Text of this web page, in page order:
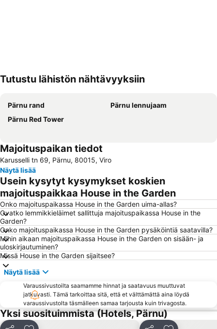
Tutustu lähistön nähtävyyksiin
Pärnu rand
Pärnu lennujaam
Pärnu Red Tower
Majoituspaikan tiedot
Karusselli tn 69, Pärnu, 80015, Viro
Näytä lisää
Usein kysytyt kysymykset koskien
majoituspaikkaa House in the Garden
Onko majoituspaikassa House in the Garden uima-allas?
Ovatko lemmikkieläimet sallittuja majoituspaikassa House in the
Garden?
Onko majoituspaikassa House in the Garden pysäköintiä saatavilla?
Mihin aikaan majoituspaikassa House in the Garden on sisään- ja
uloskirjautuminen?
Missä House in the Garden sijaitsee?
Näytä lisää
Varaussivustoilta saamamme hinnat ja saatavuus muuttuvat
jatkuvasti. Tämä tarkoittaa sitä, että et välttämättä aina löydä
varaussivustolta täsmälleen samaa tarjousta kuin trivagosta.
Yksi suosituimmista (Hotels, Pärnu)